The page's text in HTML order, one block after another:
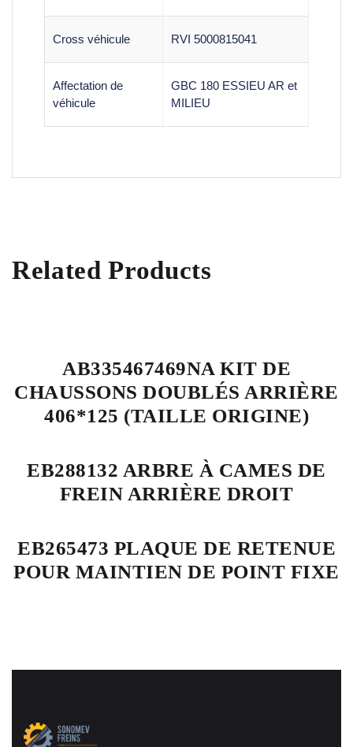
Cross véhicule RVI 5000815041
Affectation de
véhicule
GBC 180 ESSIEU AR et
MILIEU
Related Products
AB335467469NA KIT DE
CHAUSSONS DOUBLÉS ARRIÈRE
406*125 (TAILLE ORIGINE)
EB288132 ARBRE À CAMES DE
FREIN ARRIÈRE DROIT
EB265473 PLAQUE DE RETENUE
POUR MAINTIEN DE POINT FIXE